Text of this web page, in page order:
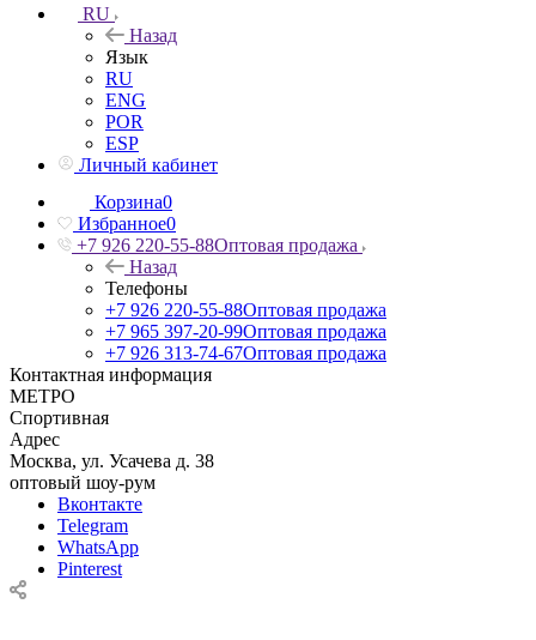
RU
Назад
Язык
RU
ENG
POR
ESP
Личный кабинет
Корзина0
Избранное0
+7 926 220-55-88Оптовая продажа
Назад
Телефоны
+7 926 220-55-88Оптовая продажа
+7 965 397-20-99Оптовая продажа
+7 926 313-74-67Оптовая продажа
Контактная информация
МЕТРО
Спортивная
Адрес
Москва, ул. Усачева д. 38
оптовый шоу-рум
Вконтакте
Telegram
WhatsApp
Pinterest